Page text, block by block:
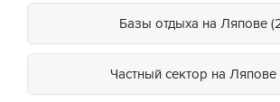
Базы отдыха на Ляпове
Частный сектор на Ляпове